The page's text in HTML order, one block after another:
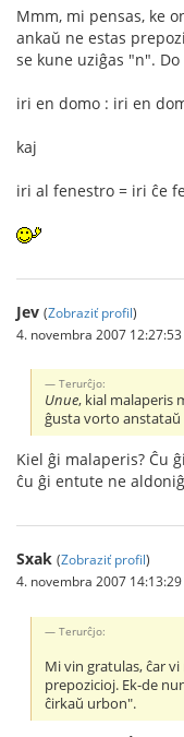
Mmm, mi pensas, ke
ankaŭ ne estas
se kune uziĝas "n".
iri en domo : iri en
kaj
iri al fenestro = iri ĉe
Jev (Zobraziť profil)
4. novembra 2007 12:27:53
Terurĉjo:
Unue, kial malaperis
ĝusta vorto
Kiel ĝi malaperis? Ĉu
ĉu ĝi entute ne
Sxak (Zobraziť profil)
4. novembra 2007 14:13:29
Terurĉjo:
Mi vin gratulas, ĉar
prepozicioj. Ek-de
ĉirkaŭ urbon".